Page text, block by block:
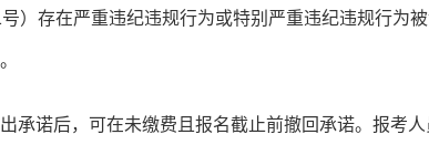
）存在严重违纪违规行为或特别严重违纪违规行为
出承诺后，可在未缴费且报名截止前撤回承诺。报考